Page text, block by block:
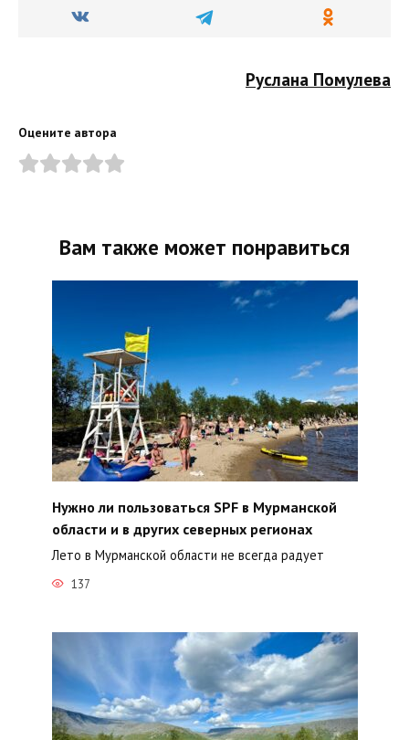
Руслана Помулева
Оцените автора
Вам также может понравиться
Нужно ли пользоваться SPF в Мурманской
области и в других северных регионах
Лето в Мурманской области не всегда радует
137